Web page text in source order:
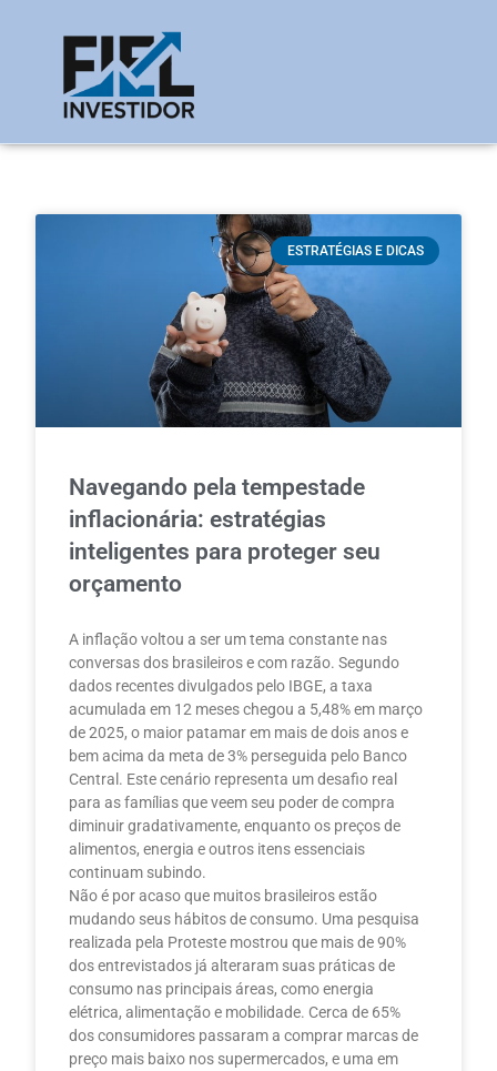
ESTRATÉGIAS E DICAS
Navegando pela tempestade
inflacionária: estratégias
inteligentes para proteger seu
orçamento
A inflação voltou a ser um tema constante nas
conversas dos brasileiros e com razão. Segundo
dados recentes divulgados pelo IBGE, a taxa
acumulada em 12 meses chegou a 5,48% em março
de 2025, o maior patamar em mais de dois anos e
bem acima da meta de 3% perseguida pelo Banco
Central. Este cenário representa um desafio real
para as famílias que veem seu poder de compra
diminuir gradativamente, enquanto os preços de
alimentos, energia e outros itens essenciais
continuam subindo.
Não é por acaso que muitos brasileiros estão
mudando seus hábitos de consumo. Uma pesquisa
realizada pela Proteste mostrou que mais de 90%
dos entrevistados já alteraram suas práticas de
consumo nas principais áreas, como energia
elétrica, alimentação e mobilidade. Cerca de 65%
dos consumidores passaram a comprar marcas de
preço mais baixo nos supermercados, e uma em